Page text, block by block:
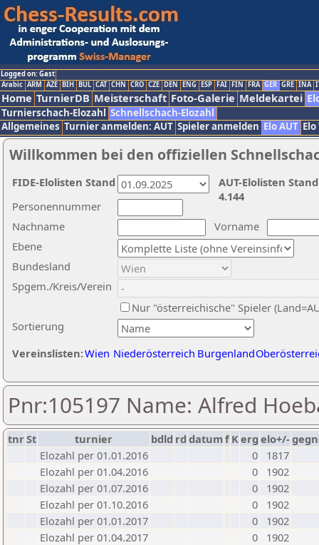
Logged on: Gast
Arabic ARM AZE BIH BUL CAT CHN CRO CZE DEN ENG ESP FAI FIN FRA GER GRE INA
Home TurnierDB Meisterschaft Foto-Galerie Meldekartei
Turnierschach-Elozahl Schnellschach-Elozahl
Allgemeines Turnier anmelden: AUT Spieler anmelden Elo AUT
Willkommen bei den offiziellen
Nachname
Vorname
Ebene
Sortierung
Personennummer
Bundesland
Spgem./Kreis/Verein
Nur "österreichische" Spieler
Vereinslisten:Wien Niederösterreich Burgenland
AUT-Elolisten
4.144
FIDE-Elolisten Stand
Pnr:105197 Name: Alfred
tnrSt turnier bdld rd datumf Kerg elo+/-
Elozahl per 01.01.2016
0
1817
Elozahl per 01.04.2016
0
1902
Elozahl per 01.07.2016
0
1902
Elozahl per 01.10.2016
0
1902
Elozahl per 01.01.2017
0
1902
Elozahl per 01.04.2017
0
1902